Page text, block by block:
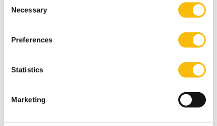
Selection
Necessary
Preferences
Statistics
Marketing
Startdatum:
24 september 2026
Nederlands
Ontwikkel je je kennis en competenties op het
publieke of private sector.